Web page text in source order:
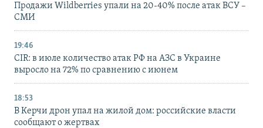
Продажи Wildberries упали на 20-40% после атак ВСУ –
СМИ
19:46
CIR: в июле количество атак РФ на АЗС в Украине
выросло на 72% по сравнению с июнем
18:53
В Керчи дрон упал на жилой дом: российские власти
сообщают о жертвах